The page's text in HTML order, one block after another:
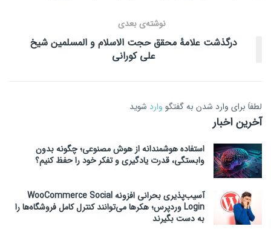
نوشته‌ی بعدی
درگذشت علامهٔ محقق حجت‌ الاسلام و المسلمین شیخ
علی کورانی
لطفاَ برای وارد شدن به گفتگو وارد شوید
آخرین اخبار
استفاده هوشمندانه از هوش مصنوعی؛ چگونه بدون
وابستگی، قدرت یادگیری و تفکر خود را حفظ کنیم؟
آسیب‌پذیری بحرانی افزونه WooCommerce Social
Login وردپرس؛ هکرها می‌توانند کنترل کامل فروشگاه‌ها را
به دست بگیرند